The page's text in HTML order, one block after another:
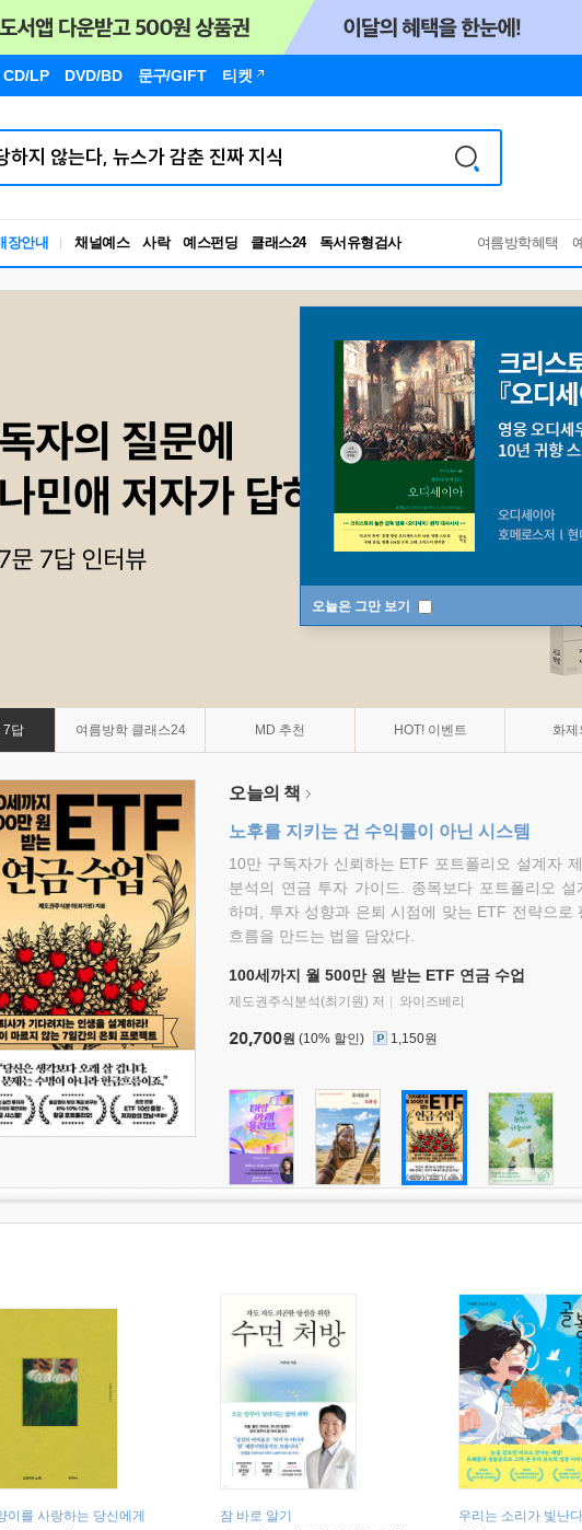
CD/LP DVD/BD 문구/GIFT 티켓
장안내 채널예스 사락 예스펀딩 클래스24
RBTI Lab
독서유형검사
여름방학혜택
오늘은 그만 보기
7답 여름방학 클래스24 MD 추천 HOT! 이벤트 화제
오늘의 책
노후를 지키는 건 수익률이 아닌 시스템
10만 구독자가 신뢰하는 ETF 포트폴리오 설계자
분석의 연금 투자 가이드. 종목보다 포트폴리오 설
하며, 투자 성향과 은퇴 시점에 맞는 ETF 전략으로
흐름을 만드는 법을 담았다.
100세까지 월 500만 원 받는 ETF 연금 수업
제도권주식분석(최기원) 저 와이즈베리
20,700원 (10% 할인) 1,150원
이를 사랑하는 당신에게 잠 바로 알기 우리는 소리가 빛난다